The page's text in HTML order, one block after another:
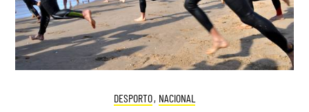
DESPORTO, NACIONAL